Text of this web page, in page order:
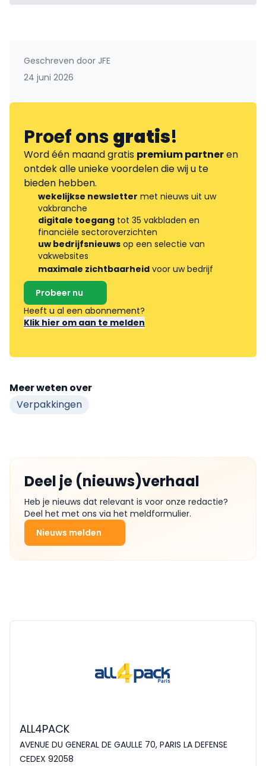
Geschreven door JFE
24 juni 2026
Proef onsgratis!
Word één maand gratis premium partneren
ontdek alle unieke voordelen die wij u te
bieden hebben.
wekelijkse newsletter met nieuws uit uw
vakbranche
digitale toegang tot 35 vakbladen en
financiële sectoroverzichten
uw bedrijfsnieuws op een selectie van
vakwebsites
maximale zichtbaarheid voor uw bedrijf
Probeer nu
Heeft u al een abonnement?
Klik hier om aan te melden
Meer weten over
Verpakkingen
Deel je (nieuws)verhaal
Heb je nieuws dat relevant is voor onze redactie?
Deel het met ons via het meldformulier.
Nieuws melden
ALL4PACK
AVENUE DU GENERAL DE GAULLE 70, PARIS LA DEFENSE
CEDEX 92058